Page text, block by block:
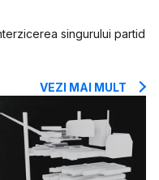
singurului partid
VEZI MAI MULT